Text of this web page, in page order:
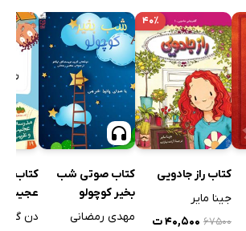
۴۰٪
کتاب راز جادویی
جینا مایر
۶۷۵۰۰ ۴۰,۵۰۰ ت
کتاب صوتی شب
بخیر کوچولو
مهدی رمضانی
کتاب
آقای
دن